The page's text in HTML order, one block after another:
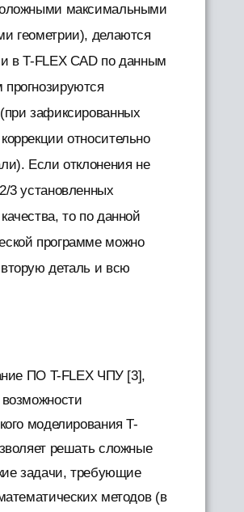
максимальными
геометрии), делаются
в T-FLEX CAD по данным
зафиксированных
относительно
Если отклонения не
3 установленных
то по данной
программе можно
деталь и всю
ПО T-FLEX ЧПУ [3],
моделирования T-
решать сложные
задачи, требующие
методов (в